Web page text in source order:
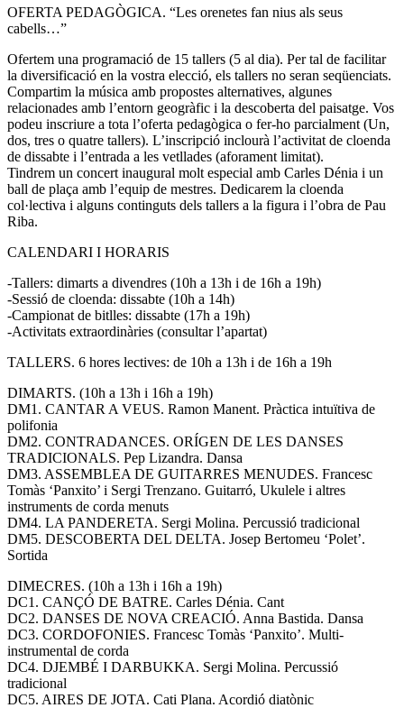
OFERTA PEDAGÒGICA. “Les orenetes fan nius als seus
cabells…”
Ofertem una programació de 15 tallers (5 al dia). Per tal de facilitar
la diversificació en la vostra elecció, els tallers no seran seqüenciats.
Compartim la música amb propostes alternatives, algunes
relacionades amb l’entorn geogràfic i la descoberta del paisatge. Vos
podeu inscriure a tota l’oferta pedagògica o fer-ho parcialment (Un,
dos, tres o quatre tallers). L’inscripció inclourà l’activitat de cloenda
de dissabte i l’entrada a les vetllades (aforament limitat).
Tindrem un concert inaugural molt especial amb Carles Dénia i un
ball de plaça amb l’equip de mestres. Dedicarem la cloenda
col·lectiva i alguns continguts dels tallers a la figura i l’obra de Pau
Riba.
CALENDARI I HORARIS
-Tallers: dimarts a divendres (10h a 13h i de 16h a 19h)
-Sessió de cloenda: dissabte (10h a 14h)
-Campionat de bitlles: dissabte (17h a 19h)
-Activitats extraordinàries (consultar l’apartat)
TALLERS. 6 hores lectives: de 10h a 13h i de 16h a 19h
DIMARTS. (10h a 13h i 16h a 19h)
DM1. CANTAR A VEUS. Ramon Manent. Pràctica intuïtiva de
polifonia
DM2. CONTRADANCES. ORÍGEN DE LES DANSES
TRADICIONALS. Pep Lizandra. Dansa
DM3. ASSEMBLEA DE GUITARRES MENUDES. Francesc
Tomàs ‘Panxito’ i Sergi Trenzano. Guitarró, Ukulele i altres
instruments de corda menuts
DM4. LA PANDERETA. Sergi Molina. Percussió tradicional
DM5. DESCOBERTA DEL DELTA. Josep Bertomeu ‘Polet’.
Sortida
DIMECRES. (10h a 13h i 16h a 19h)
DC1. CANÇÓ DE BATRE. Carles Dénia. Cant
DC2. DANSES DE NOVA CREACIÓ. Anna Bastida. Dansa
DC3. CORDOFONIES. Francesc Tomàs ‘Panxito’. Multi-
instrumental de corda
DC4. DJEMBÉ I DARBUKKA. Sergi Molina. Percussió
tradicional
DC5. AIRES DE JOTA. Cati Plana. Acordió diatònic